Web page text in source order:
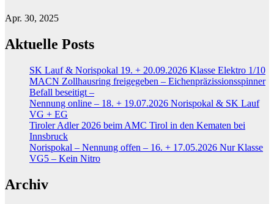
Apr. 30, 2025
Aktuelle Posts
SK Lauf & Norispokal 19. + 20.09.2026 Klasse Elektro 1/10
MACN Zollhausring freigegeben – Eichenpräzissionsspinner
Befall beseitigt –
Nennung online – 18. + 19.07.2026 Norispokal & SK Lauf
VG + EG
Tiroler Adler 2026 beim AMC Tirol in den Kematen bei
Innsbruck
Norispokal – Nennung offen – 16. + 17.05.2026 Nur Klasse
VG5 – Kein Nitro
Archiv